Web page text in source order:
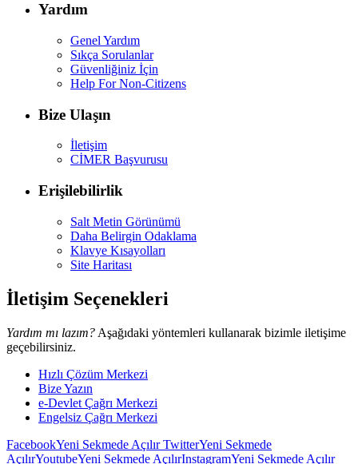
Yardım
Genel Yardım
Sıkça Sorulanlar
Güvenliğiniz İçin
Help For Non-Citizens
Bize Ulaşın
İletişim
CİMER Başvurusu
Erişilebilirlik
Salt Metin Görünümü
Daha Belirgin Odaklama
Klavye Kısayolları
Site Haritası
İletişim Seçenekleri
Yardım mı lazım? Aşağıdaki yöntemleri kullanarak bizimle iletişime
geçebilirsiniz.
Hızlı Çözüm Merkezi
Bize Yazın
e-Devlet Çağrı Merkezi
Engelsiz Çağrı Merkezi
FacebookYeni Sekmede AçılırTwitterYeni Sekmede
AçılırYoutubeYeni Sekmede AçılırInstagramYeni Sekmede Açılır